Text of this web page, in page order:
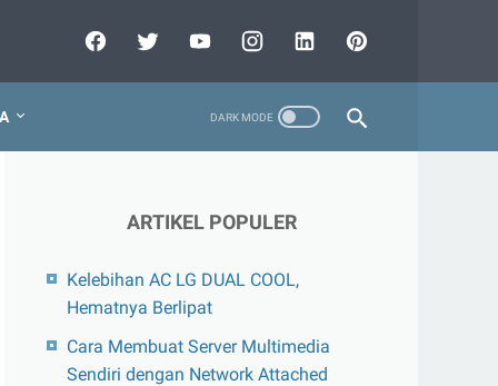
ARTIKEL POPULER
Kelebihan AC LG DUAL COOL,
Hematnya Berlipat
Cara Membuat Server Multimedia
Sendiri dengan Network Attached